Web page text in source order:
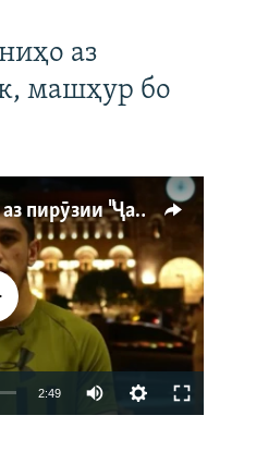
аз
машҳур бо
Ҳаводории арманиҳо аз пирӯзии "Ҷаллод"-и тоҷик
намекунад
2:49